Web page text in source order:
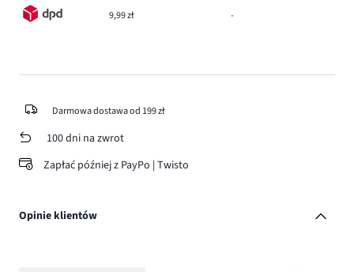
9,99 zł -
Darmowa dostawa od 199 zł
100 dni na zwrot
Zapłać później z PayPo | Twisto
Opinie klientów